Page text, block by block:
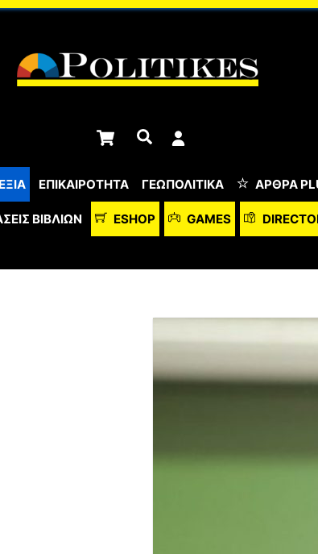
Cart Αναζήτηση
ΕΠΙΚΑΙΡΟΤΗΤΑ ΓΕΩΠΟΛΙΤΙΚΑ ΆΡΘΡΑ
ΒΙΒΛΊΩΝ ESHOP GAMES